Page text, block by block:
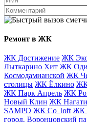
Ремонт в ЖК
ЖК Достижение ЖК
Лыткарино Хит ЖК
Космодамианской ЖК
столицы ЖК Ёлкино ЖК
ЖК Парк Апрель ЖК
Новый Клин ЖК
SAMPO ЖК Co_loft ЖК
город. Воронцовский